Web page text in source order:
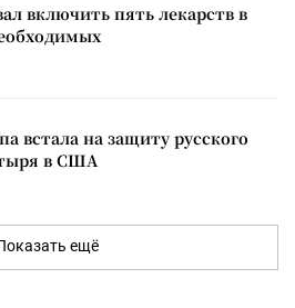
включить пять лекарств в
встала на защиту русского
в США
ещё